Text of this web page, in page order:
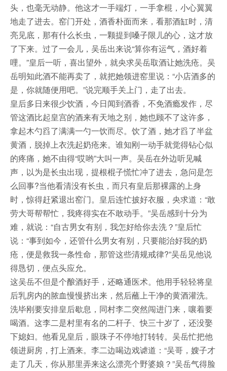
头，也毫无动静。他这才一手端灯，一手拿棍，小心翼翼
地走了进去。窑门开处，酒香朴面而来，看那酒缸时，清
亮见底，那有什么长虫，一颗提到嗓子限儿的心，这才放
了下来。过了一会儿，吴岳出来说“算你有运气，酒好着
哩。”皇后一听，喜出望外，就央求吴岳取酒让她洗疮。吴
岳明知此酒不能再卖了，就把她领进窑里说：“小店酒多的
是，你就随便用吧。”说完顺手关上门，走了出去。
皇后多日来很少饮酒，今日闻到酒香，不免酒瘾发作，尽
管这酒比起皇宫的酒来有天地之别，她也顾不了这许多，
拿起木勺舀了满满一勺一饮而尽。饮了酒，她才舀了半盆
黄酒，脱掉上衣洗起奶疮来。谁知刚一动手就觉得钻心似
的疼痛，她不由得“哎哟”大叫一声。吴岳在外边听见喊
声，以为是长虫出现，提根棍子慌忙冲了进去，急问是怎
么回事?当他看清没有长虫，而只有皇后那裸露的上身
时，惊得赶紧退出窑门。皇后连忙披好衣服，央求道：“敢
劳大哥帮帮忙，我疼得实在不敢动手。”吴岳感到十分为
难，就说：“自古男女有别，我怎好给你去洗？”皇后忙
说：“事到如今，还管什么男女有别，只要能治好我的奶
疮，便是救我一条性命，那管这些清规戒律?”吴岳见他说
得恳切，便点头应允。
这吴岳不但是个酿酒好手，还略通医术。他用手轻轻将皇
后乳房内的脓血慢慢挤出来，然后蘸上干净的黄酒灌洗。
洗毕刚要安排皇后歇息，同村李二突然闯进门来，嚷着要
喝酒。这李二是村里有名的二杆子、快三十岁了，还没娶
下媳妇。他看见皇后，眼珠子不停地打转转。吴岳忙把他
领进厨房，打上酒来。李二边喝边戏谑道：“吴哥，嫂子才
走了几天，你从那里弄来这么漂亮个野婆娘？”吴岳气得脸